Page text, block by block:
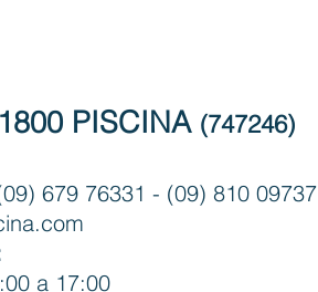
PISCINA (747246)
679 76331 - (09) 810 09737
a 17:00